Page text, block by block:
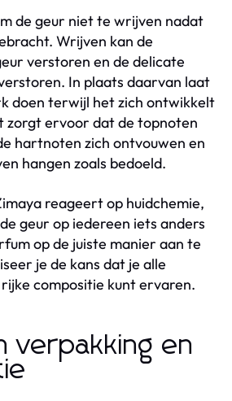
de geur niet te wrijven nadat
Wrijven kan de
verstoren en de delicate
In plaats daarvan laat
doen terwijl het zich ontwikkelt
zorgt ervoor dat de topnoten
hartnoten zich ontvouwen en
hangen zoals bedoeld.
reageert op huidchemie,
geur op iedereen iets anders
op de juiste manier aan te
je de kans dat je alle
rijke compositie kunt ervaren.
verpakking en